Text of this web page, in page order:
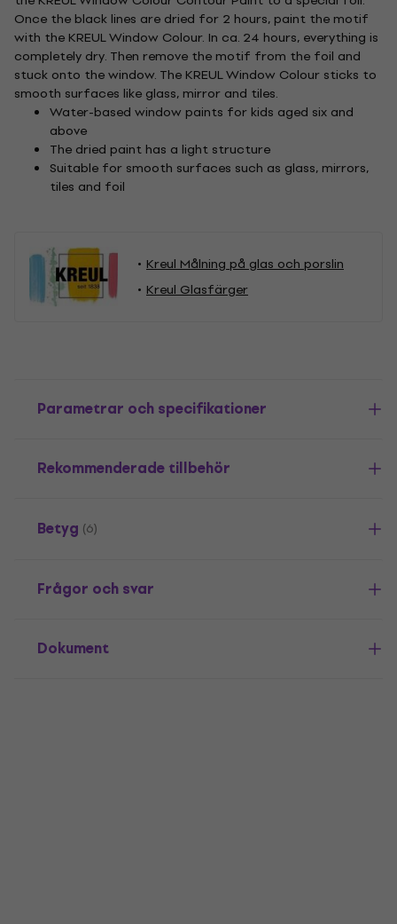
Once the black lines are dried for 2 hours, paint the motif
with the KREUL Window Colour. In ca. 24 hours, everything is
completely dry. Then remove the motif from the foil and
stuck onto the window. The KREUL Window Colour sticks to
smooth surfaces like glass, mirror and tiles.
Water-based window paints for kids aged six and
above
The dried paint has a light structure
Suitable for smooth surfaces such as glass, mirrors,
tiles and foil
Kreul Målning på glas och porslin
Kreul Glasfärger
Parametrar och specifikationer
Rekommenderade tillbehör
Betyg (6)
Frågor och svar
Dokument